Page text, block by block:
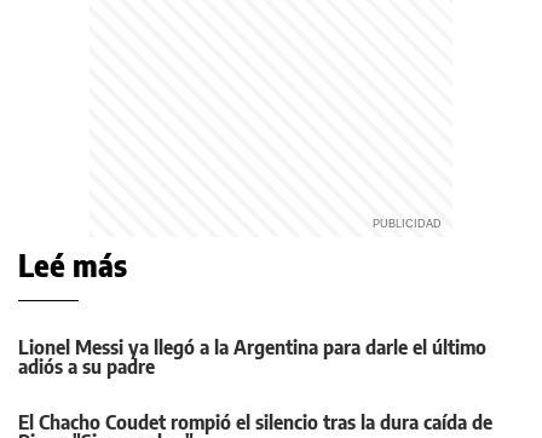
Leé más
Lionel Messi ya llegó a la Argentina para darle el último
adiós a su padre
El Chacho Coudet rompió el silencio tras la dura caída de